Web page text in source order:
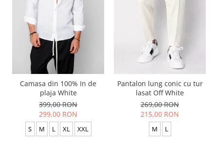
Camasa din 100% In de
plaja White
399,00 RON
299,00 RON
S M L XL XXL
Pantalon lung conic cu tur
lasat Off White
269,00 RON
215,00 RON
M L